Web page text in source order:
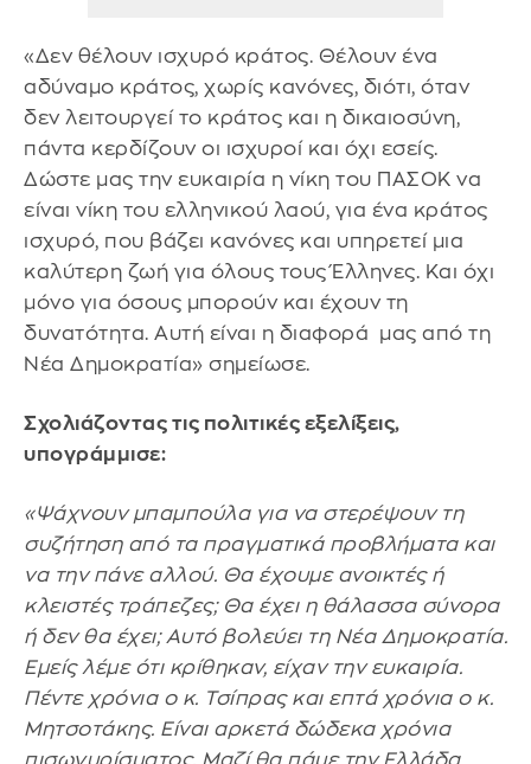
«Δεν θέλουν ισχυρό κράτος. Θέλουν ένα
αδύναμο κράτος, χωρίς κανόνες, διότι, όταν
δεν λειτουργεί το κράτος και η δικαιοσύνη,
πάντα κερδίζουν οι ισχυροί και όχι εσείς.
Δώστε μας την ευκαιρία η νίκη του ΠΑΣΟΚ να
είναι νίκη του ελληνικού λαού, για ένα κράτος
ισχυρό, που βάζει κανόνες και υπηρετεί μια
καλύτερη ζωή για όλους τους Έλληνες. Και όχι
μόνο για όσους μπορούν και έχουν τη
δυνατότητα. Αυτή είναι η διαφορά μας από τη
Νέα Δημοκρατία» σημείωσε.
Σχολιάζοντας τις πολιτικές εξελίξεις,
υπογράμμισε:
«Ψάχνουν μπαμπούλα για να στερέψουν τη
συζήτηση από τα πραγματικά προβλήματα και
να την πάνε αλλού. Θα έχουμε ανοικτές ή
κλειστές τράπεζες; Θα έχει η θάλασσα σύνορα
ή δεν θα έχει; Αυτό βολεύει τη Νέα Δημοκρατία.
Εμείς λέμε ότι κρίθηκαν, είχαν την ευκαιρία.
Πέντε χρόνια ο κ. Τσίπρας και επτά χρόνια ο κ.
Μητσοτάκης. Είναι αρκετά δώδεκα χρόνια
πισωγυρίσματος. Μαζί θα πάμε την Ελλάδα